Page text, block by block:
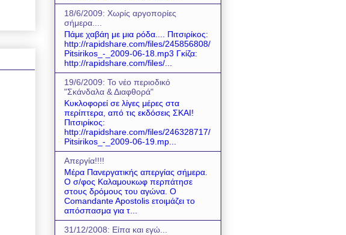
18/6/2009: Χωρίς αργοπορίες
σήμερα....
Πάμε χαβάη με μια ρόδα.... Πιτσιρίκος:
http://rapidshare.com/files/245856808/
Pitsirikos_-_2009-06-18.mp3 Γκίζα:
http://rapidshare.com/files/...
19/6/2009: Το νέο περιοδικό
"Σκάνδαλα & Διαφθορά"
Κυκλοφορεί σε λίγες μέρες στα
περίπτερα, από τις εκδόσεις ΣΚΑΙ!
Πιτσιρίκος:
http://rapidshare.com/files/246328717/
Pitsirikos_-_2009-06-19.mp...
Απεργία!!!!
Μέρα Πανεργατικής απεργίας σήμερα.
Ο σ/φος Καλαμουκωφ περπάτησε
στους δρόμους του αγώνα. Ο
Comandante Apostolis ετοιμάζει το
απόσπασμα για τ...
31/12/2008: Είπα και εγώ...